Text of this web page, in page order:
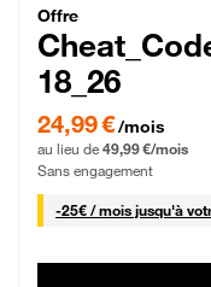
Cheat_Code
Offre
18_26
24,99 € par mois pendant
24,99 €/mois
au lieu de 49,99 €/mois
Sans engagement
-25€ / mois25 € par
jusqu'à